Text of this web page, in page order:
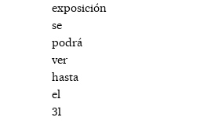
exposición
se
podrá
ver
hasta
el
31